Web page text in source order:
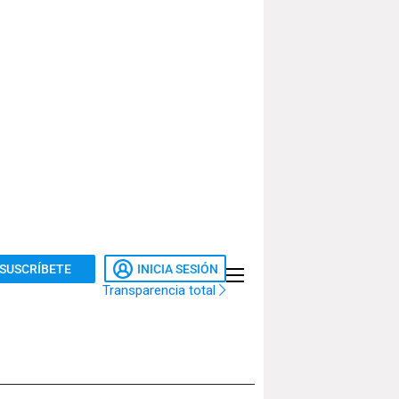
SUSCRÍBETE INICIA SESIÓN
Transparencia total